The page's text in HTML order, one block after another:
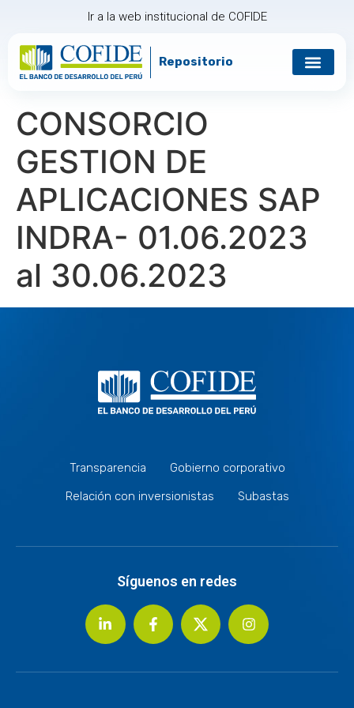
Ir a la web institucional de COFIDE
Repositorio
CONSORCIO
GESTION DE
APLICACIONES SAP
INDRA- 01.06.2023
al 30.06.2023
Transparencia
Gobierno corporativo
Relación con inversionistas
Subastas
Síguenos en redes